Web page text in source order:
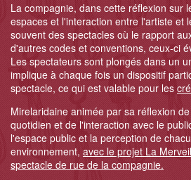
La compagnie, dans cette réflexion sur
espaces et l'interaction entre l'artiste et
souvent des spectacles où le rapport
d'autres codes et conventions, ceux-ci
Les spectateurs sont plongés dans un
implique à chaque fois un dispositif
spectacle, ce qui est valable pour les
Mirelaridaine animée par sa réflexion
quotidien et de l'interaction avec le
l'espace public et la perception de
environnement,avec le projet La
spectacle de rue de la compagnie.